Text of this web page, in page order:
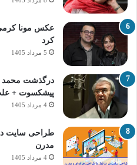
عکس مونا
کرد
5 مرداد 1405
درگذشت محمد
پیشکسوت +
4 مرداد 1405
طراحی سایت
مدرن
4 مرداد 1405